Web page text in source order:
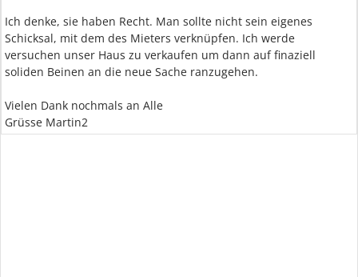
Ich denke, sie haben Recht. Man sollte nicht sein eigenes
Schicksal, mit dem des Mieters verknüpfen. Ich werde
versuchen unser Haus zu verkaufen um dann auf finaziell
soliden Beinen an die neue Sache ranzugehen.
Vielen Dank nochmals an Alle
Grüsse Martin2